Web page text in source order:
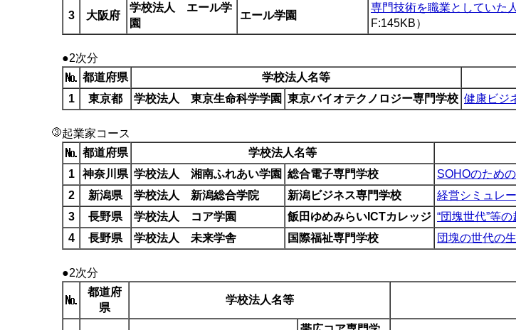
3 大阪府
学校法人 エール学
園
エール学園
専門技術を職業としていた
F:145KB）
●2次分
都道府県
学校法人名等
1
東京都 学校法人 東京生命科学学園 東京バイオテクノロジー専門学校 健康ビジ
起業家コース
都道府県
学校法人名等
1
神奈川県 学校法人 湘南ふれあい学園 総合電子専門学校 SOHOのため
2
新潟県 学校法人 新潟総合学院 新潟ビジネス専門学校 経営シミュレ
3
長野県 学校法人 コア学園 飯田ゆめみらいICTカレッジ “団塊世代”等
4
長野県 学校法人 未来学舎 国際福祉専門学校 団塊の世代の
●2次分
都道府
県
学校法人名等